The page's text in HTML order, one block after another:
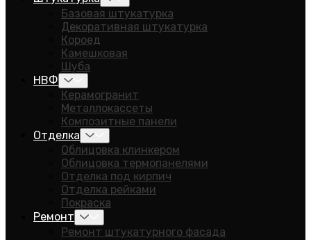
Базовая штукатурка
Декоративная штукатурка
Короед
Камешковая
Шуба
НВФ
Керамогранит
Металлокассеты
Композитные панели
Отделка
Облицовка клинкером
Облицовка термопанелями
Отделка под кирпич
Отделка рейками
Покраска
Ремонт
Ремонт штукатурного фасада